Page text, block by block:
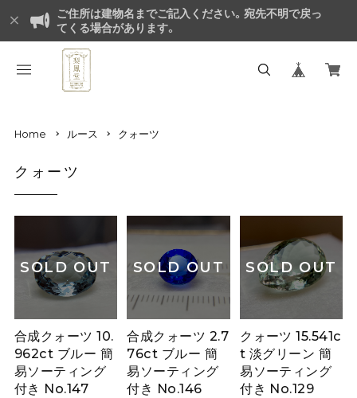
ご住所は建物名までご記入ください。宛先不明で戻っ
てくる場合があります。
Home ルース クォーツ
クォーツ
SOLD OUT
合成クォーツ 10.
962ct ブルー 簡
易ソーティング
付き No.147
SOLD OUT
合成クォーツ 2.7
76ct ブルー 簡
易ソーティング
付き No.146
SOLD OUT
クォーツ 15.541c
t 淡グリーン 簡
易ソーティング
付き No.129